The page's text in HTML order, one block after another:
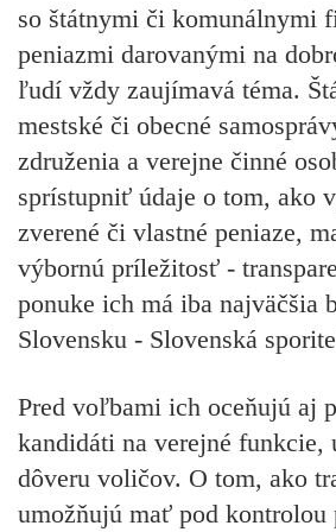
so štátnymi či komunálnymi
peniazmi darovanými na
ľudí vždy zaujímavá téma.
mestské či obecné
združenia a verejne činné
sprístupniť údaje o tom, ako
zverené či vlastné peniaze,
výbornú príležitosť -
ponuke ich má iba najväčšia
Slovensku - Slovenská
Pred voľbami ich oceňujú aj
kandidáti na verejné funkcie,
dôveru voličov. O tom, ako
umožňujú mať pod kontrolou